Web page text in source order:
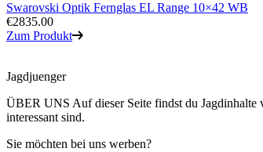
Swarovski Optik Fernglas EL Range 10×42 WB
€2835.00
Zum Produkt
Jagdjuenger
ÜBER UNS Auf dieser Seite findst du
interessant sind.
Sie möchten bei uns werben?